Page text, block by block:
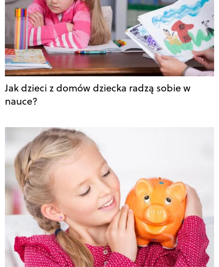
Jak dzieci z domów dziecka radzą sobie w
nauce?